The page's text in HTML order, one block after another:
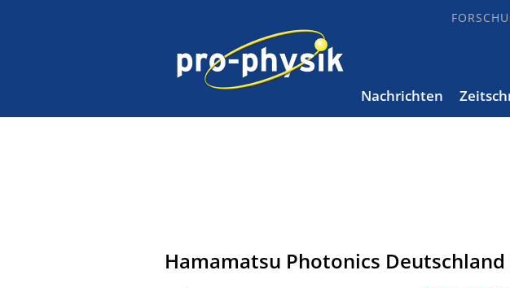
Nachrichten
Hamamatsu Photonics Deutschland